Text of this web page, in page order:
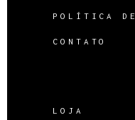
POLÍTICA
CONTATO
LOJA